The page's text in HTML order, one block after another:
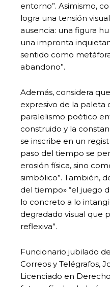
entorno”. Asimismo,
logra una tensión
ausencia: una figura
una impronta
sentido como
abandono”.
Además, considera
expresivo de la paleta
paralelismo poético
construido y la
se inscribe en un
paso del tiempo se
erosión física, sino
simbólico”. También,
del tiempo» “el juego
lo concreto a lo
degradado visual que
reflexiva”.
Funcionario jubilado
Correos y Telégrafos,
Licenciado en